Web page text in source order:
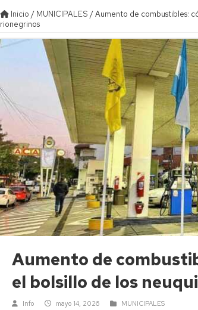
Inicio / MUNICIPALES /Aumento de combustibles:
rionegrinos
Aumento de
el bolsillo de los
Info mayo 14, 2026 MUNICIPALES